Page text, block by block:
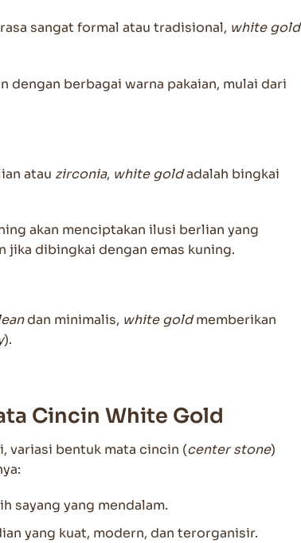
sangat formal atau tradisional, white gold
dengan berbagai warna pakaian, mulai dari
atau zirconia, white goldadalah bingkai
akan menciptakan ilusi berlian yang
jika dibingkai dengan emas kuning.
dan minimalis, white goldmemberikan
).
Cincin White Gold
variasi bentuk mata cincin (center stone)
sayang yang mendalam.
yang kuat, modern, dan terorganisir.